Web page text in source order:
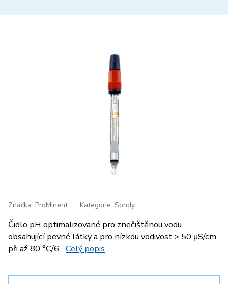
Značka: ProMinent Kategorie: Sondy
Čidlo pH optimalizované pro znečištěnou vodu
obsahující pevné látky a pro nízkou vodivost > 50 μS/cm
při až 80 °C/6... Celý popis